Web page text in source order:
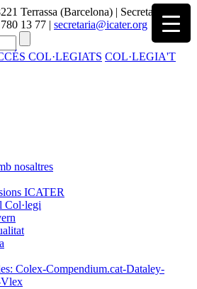
Terrassa (Barcelona) | Secretaria 93
13 77 | secretaria@icater.org
COL·LEGIATS COL·LEGIA'T
nosaltres
ICATER
Col·legi
Colex-Compendium.cat-Dataley-
Vlex